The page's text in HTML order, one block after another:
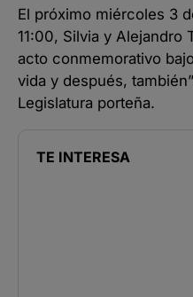
El próximo miércoles 3
11:00, Silvia y Alejandro
acto conmemorativo
vida y después,
Legislatura porteña.
TE INTERESA